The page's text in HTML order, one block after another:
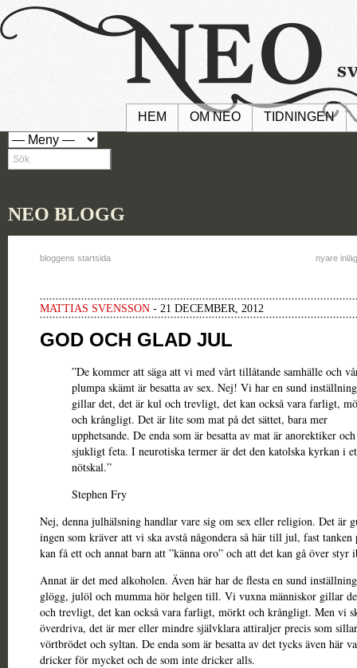
HEM OM NEO TIDNINGEN
NEO BLOGG
bloggens startsida nyare
MATTIAS SVENSSON - 21 DECEMBER, 2012
GOD OCH GLAD JUL
”De kommer att säga att vi med vårt tillåtande samhälle och
plumpa skämt är besatta av sex. Nej! Vi har en sund
gillar det, det är kul och trevligt, det kan också vara farligt,
och krångligt. Det är lite som mat på det sättet, bara mer
upphetsande. De enda som är besatta av mat är anorektiker
sjukligt feta. I neurotiska termer är det den katolska kyrkan i
nötskal.”
Stephen Fry
Nej, denna julhälsning handlar vare sig om sex eller religion. Det är
ingen som kräver att vi ska avstå någondera så här till jul, fast tanken
kan få ett och annat barn att ”känna oro” och att det kan gå över styr
Annat är det med alkoholen. Även här har de flesta en sund
glögg, julöl och mumma hör helgen till. Vi vuxna människor gillar
och trevligt, det kan också vara farligt, mörkt och krångligt. Men vi
överdriva, det är mer eller mindre självklara attiraljer precis som
vörtbrödet och syltan. De enda som är besatta av det tycks även här
dricker för mycket och de som inte dricker alls.